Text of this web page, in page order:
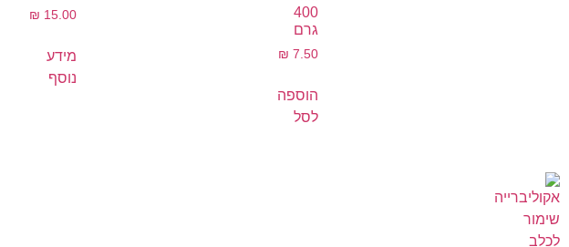
400
גרם
₪ 7.50
הוספה
לסל
₪ 15.00
מידע
נוסף